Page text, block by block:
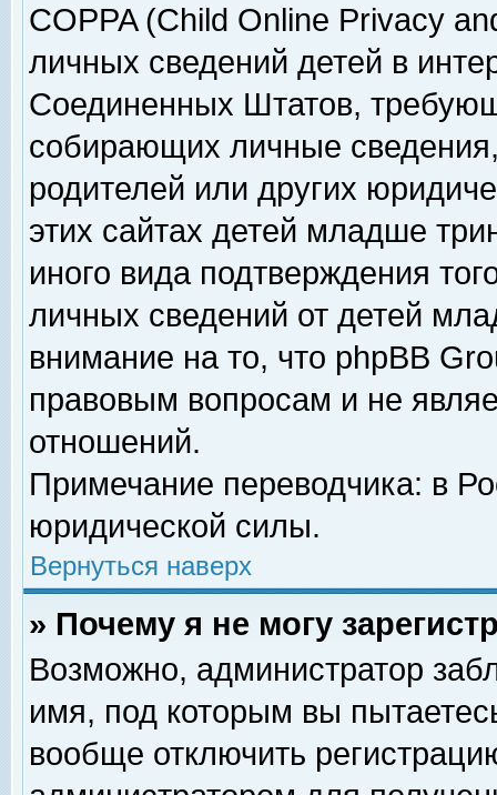
COPPA (Child Online Privacy
личных сведений детей в
Соединенных Штатов,
собирающих личные
родителей или других
этих сайтах детей младше
иного вида подтверждения
личных сведений от детей
внимание на то, что phpBB
правовым вопросам и не
отношений.
Примечание переводчика: в
юридической силы.
Вернуться наверх
» Почему я не могу
Возможно, администратор
имя, под которым вы
вообще отключить